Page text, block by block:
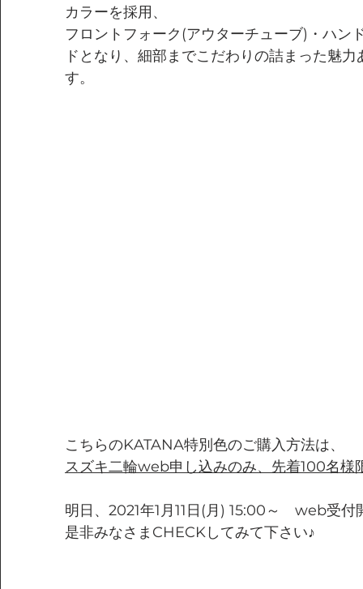
カラーを採用、
フロントフォーク(アウターチューブ)・ハン
ドとなり、細部までこだわりの詰まった魅
す。
こちらのKATANA特別色のご購入方法は、
スズキ二輪web申し込みのみ、先着100名様
明日、2021年1月11日(月) 15:00～　web受付
是非みなさまCHECKしてみて下さい♪